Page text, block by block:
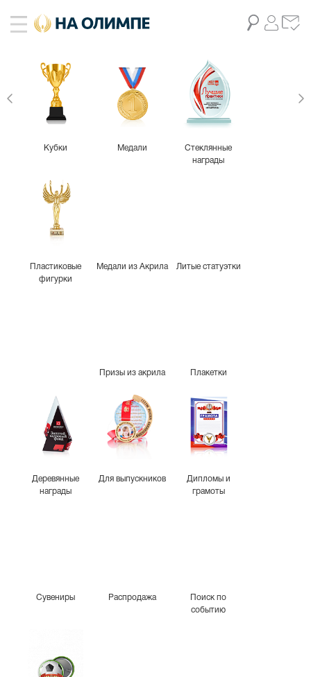
Кубки Медали
Стеклянные
награды
Пластиковые
фигурки
Медали из Акрила Литые статуэтки
Призы из акрила Плакетки
Деревянные
награды
Для выпускников
Дипломы и
грамоты
Сувениры Распродажа
Поиск по
событию
живое фото -25%